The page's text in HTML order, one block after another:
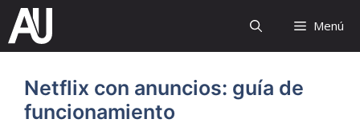
Saltar
contenido
Menú
Netflix con anuncios: guía de
funcionamiento